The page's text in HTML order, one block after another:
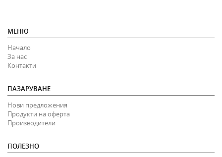
МЕНЮ
Начало
За нас
Контакти
ПАЗАРУВАНЕ
Нови предложения
Продукти на оферта
Производители
ПОЛЕЗНО